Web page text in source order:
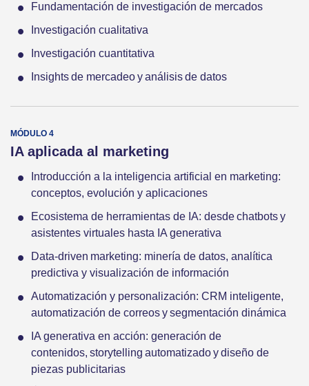
Fundamentación de investigación de mercados
Investigación cualitativa
Investigación cuantitativa
Insights de mercadeo y análisis de datos
IA aplicada al marketing
Introducción a la inteligencia artificial en marketing:
conceptos, evolución y aplicaciones
Ecosistema de herramientas de IA: desde chatbots y
asistentes virtuales hasta IA generativa
Data-driven marketing: minería de datos, analítica
predictiva y visualización de información
Automatización y personalización: CRM inteligente,
automatización de correos y segmentación dinámica
IA generativa en acción: generación de
contenidos, storytelling automatizado y diseño de
piezas publicitarias